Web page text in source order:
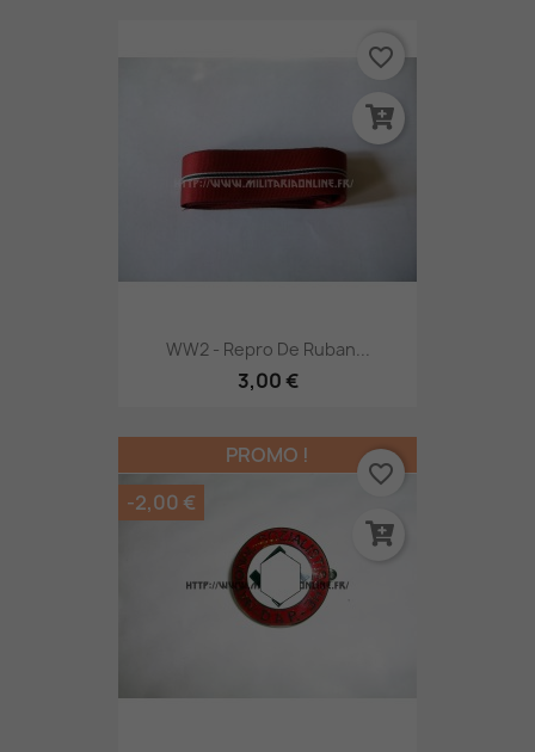
WW2 - Repro De Ruban...
3,00 €
favorite_border
PROMO !
-2,00 €
favorite_border